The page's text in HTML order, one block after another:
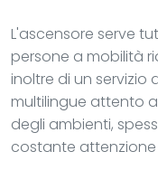
L'ascensore serve
persone a mobilità
inoltre di un
multilingue attento
degli ambienti,
costante